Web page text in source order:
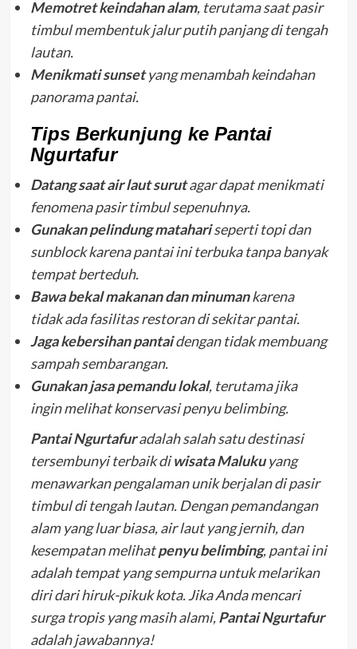
Memotret keindahan alam, terutama saat pasir
timbul membentuk jalur putih panjang di tengah
lautan.
Menikmati sunsetyang menambah keindahan
panorama pantai.
Tips Berkunjung ke Pantai
Ngurtafur
Datang saat air laut surutagar dapat menikmati
fenomena pasir timbul sepenuhnya.
Gunakan pelindung matahariseperti topi dan
sunblock karena pantai ini terbuka tanpa banyak
tempat berteduh.
Bawa bekal makanan dan minumankarena
tidak ada fasilitas restoran di sekitar pantai.
Jaga kebersihan pantaidengan tidak membuang
sampah sembarangan.
Gunakan jasa pemandu lokal, terutama jika
ingin melihat konservasi penyu belimbing.
Pantai Ngurtafuradalah salah satu destinasi
tersembunyi terbaik diwisata Malukuyang
menawarkan pengalaman unik berjalan di pasir
timbul di tengah lautan. Dengan pemandangan
alam yang luar biasa, air laut yang jernih, dan
kesempatan melihatpenyu belimbing, pantai ini
adalah tempat yang sempurna untuk melarikan
diri dari hiruk-pikuk kota. Jika Anda mencari
surga tropis yang masih alami,Pantai Ngurtafur
adalah jawabannya!